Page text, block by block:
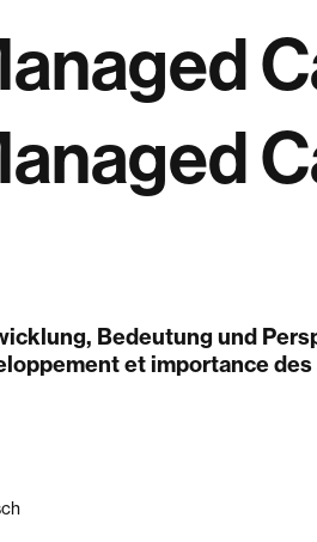
Bedeutung und
et importance